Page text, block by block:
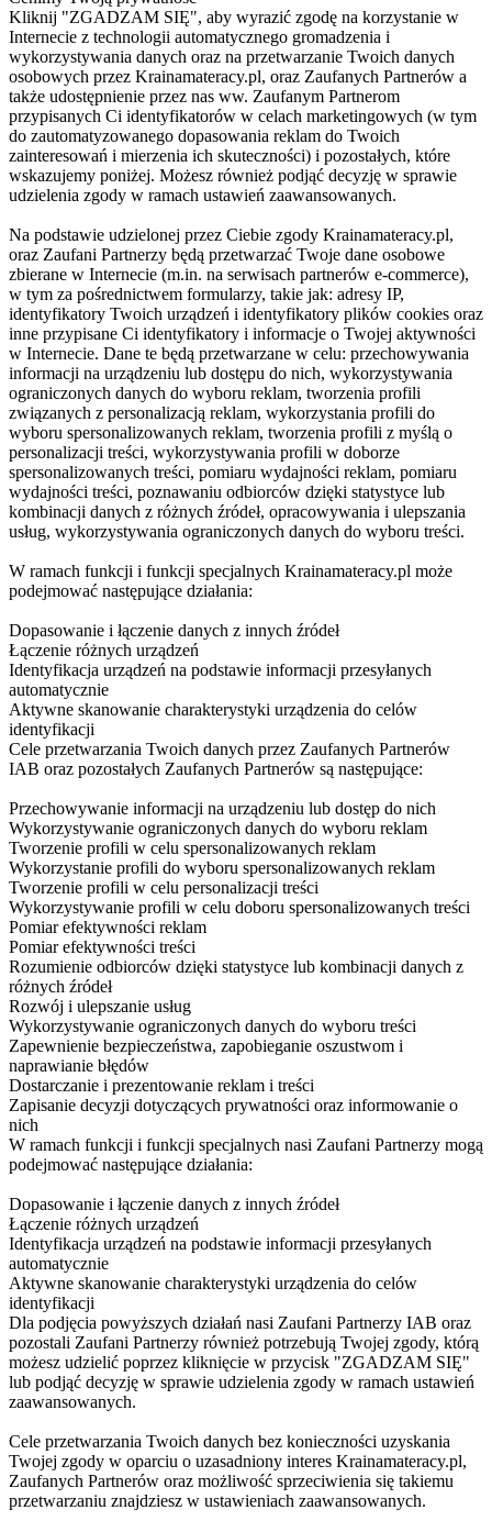
Kliknij "ZGADZAM SIĘ", aby wyrazić zgodę na korzystanie w
Internecie z technologii automatycznego gromadzenia i
wykorzystywania danych oraz na przetwarzanie Twoich danych
osobowych przez Krainamateracy.pl, oraz Zaufanych Partnerów a
także udostępnienie przez nas ww. Zaufanym Partnerom
przypisanych Ci identyfikatorów w celach marketingowych (w tym
do zautomatyzowanego dopasowania reklam do Twoich
zainteresowań i mierzenia ich skuteczności) i pozostałych, które
wskazujemy poniżej. Możesz również podjąć decyzję w sprawie
udzielenia zgody w ramach ustawień zaawansowanych.
Na podstawie udzielonej przez Ciebie zgody Krainamateracy.pl,
oraz Zaufani Partnerzy będą przetwarzać Twoje dane osobowe
zbierane w Internecie (m.in. na serwisach partnerów e-commerce),
w tym za pośrednictwem formularzy, takie jak: adresy IP,
identyfikatory Twoich urządzeń i identyfikatory plików cookies oraz
inne przypisane Ci identyfikatory i informacje o Twojej aktywności
w Internecie. Dane te będą przetwarzane w celu: przechowywania
informacji na urządzeniu lub dostępu do nich, wykorzystywania
ograniczonych danych do wyboru reklam, tworzenia profili
związanych z personalizacją reklam, wykorzystania profili do
wyboru spersonalizowanych reklam, tworzenia profili z myślą o
personalizacji treści, wykorzystywania profili w doborze
spersonalizowanych treści, pomiaru wydajności reklam, pomiaru
wydajności treści, poznawaniu odbiorców dzięki statystyce lub
kombinacji danych z różnych źródeł, opracowywania i ulepszania
usług, wykorzystywania ograniczonych danych do wyboru treści.
W ramach funkcji i funkcji specjalnych Krainamateracy.pl może
podejmować następujące działania:
Dopasowanie i łączenie danych z innych źródeł
Łączenie różnych urządzeń
Identyfikacja urządzeń na podstawie informacji przesyłanych
automatycznie
Aktywne skanowanie charakterystyki urządzenia do celów
identyfikacji
Cele przetwarzania Twoich danych przez Zaufanych Partnerów
IAB oraz pozostałych Zaufanych Partnerów są następujące:
Przechowywanie informacji na urządzeniu lub dostęp do nich
Wykorzystywanie ograniczonych danych do wyboru reklam
Tworzenie profili w celu spersonalizowanych reklam
Wykorzystanie profili do wyboru spersonalizowanych reklam
Tworzenie profili w celu personalizacji treści
Wykorzystywanie profili w celu doboru spersonalizowanych treści
Pomiar efektywności reklam
Pomiar efektywności treści
Rozumienie odbiorców dzięki statystyce lub kombinacji danych z
różnych źródeł
Rozwój i ulepszanie usług
Wykorzystywanie ograniczonych danych do wyboru treści
Zapewnienie bezpieczeństwa, zapobieganie oszustwom i
naprawianie błędów
Dostarczanie i prezentowanie reklam i treści
Zapisanie decyzji dotyczących prywatności oraz informowanie o
nich
W ramach funkcji i funkcji specjalnych nasi Zaufani Partnerzy mogą
podejmować następujące działania:
Dopasowanie i łączenie danych z innych źródeł
Łączenie różnych urządzeń
Identyfikacja urządzeń na podstawie informacji przesyłanych
automatycznie
Aktywne skanowanie charakterystyki urządzenia do celów
identyfikacji
Dla podjęcia powyższych działań nasi Zaufani Partnerzy IAB oraz
pozostali Zaufani Partnerzy również potrzebują Twojej zgody, którą
możesz udzielić poprzez kliknięcie w przycisk "ZGADZAM SIĘ"
lub podjąć decyzję w sprawie udzielenia zgody w ramach ustawień
zaawansowanych.
Cele przetwarzania Twoich danych bez konieczności uzyskania
Twojej zgody w oparciu o uzasadniony interes Krainamateracy.pl,
Zaufanych Partnerów oraz możliwość sprzeciwienia się takiemu
przetwarzaniu znajdziesz w ustawieniach zaawansowanych.